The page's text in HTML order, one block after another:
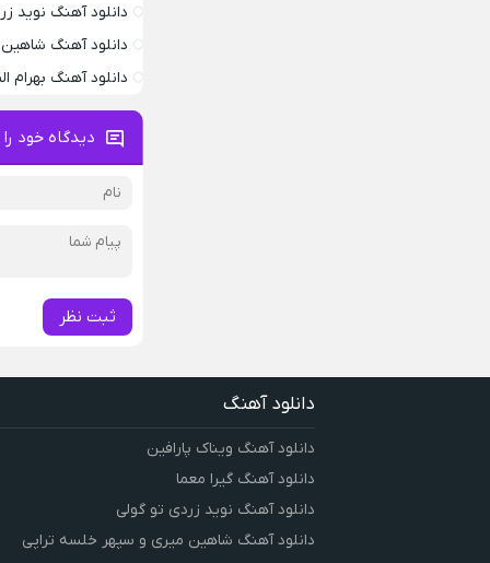
دانلود آهنگ نوید
دانلود آهنگ
دانلود آهنگ بهرام
دیدگاه خود
ثبت نظر
دانلود آهنگ
دانلود آهنگ ویناک پارافین
دانلود آهنگ گیرا معما
دانلود آهنگ نوید زردی تو گولی
دانلود آهنگ شاهین میری و سپهر خلسه تراپی